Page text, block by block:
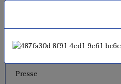
Dates de fermeture
Historique de l'USM Badminton
Presse